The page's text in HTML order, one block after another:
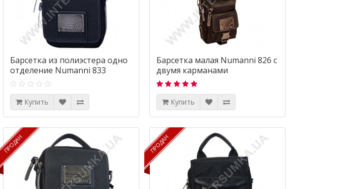
Барсетка из полиэстера одно
отделение Numanni 833
Купить
Барсетка малая Numanni 826 с
двумя карманами
Купить
ПРОДАН
ПРОДАН ПРОДАН
ПРОДАН